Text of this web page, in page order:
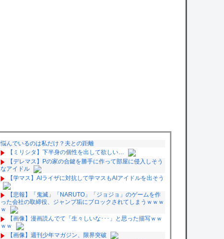
悩んでいるのは私だけ？夫との距離
【ミリシタ】下半身の個性を出して欲しい…
【デレマス】Pの家の合鍵を勝手に作って部屋に侵入しそう
なアイドル
【学マス】AIライザに対抗して学マスもAIアイドルを出そう
【悲報】「鬼滅」「NARUTO」「ジョジョ」のゲームを作
った会社の取締役、ジャンプ垢にブロックされてしまうｗｗｗ
ｗ
【画像】漫画読んでて「生々しいな･･･」と思った描写ｗｗ
ｗｗ
【画像】週刊少年マガジン、限界突破